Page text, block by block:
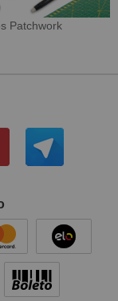
Sarja Impermeável